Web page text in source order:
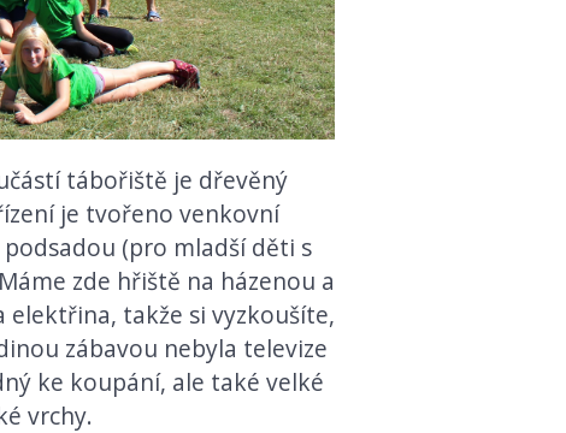
tábořiště je dřevěný
je tvořeno venkovní
(pro mladší děti s
zde hřiště na házenou a
takže si vyzkoušíte,
zábavou nebyla televize
ke koupání, ale také velké
vrchy.